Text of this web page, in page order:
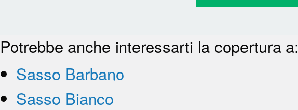
Potrebbe anche interessarti la copertura a:
Sasso Barbano
Sasso Bianco